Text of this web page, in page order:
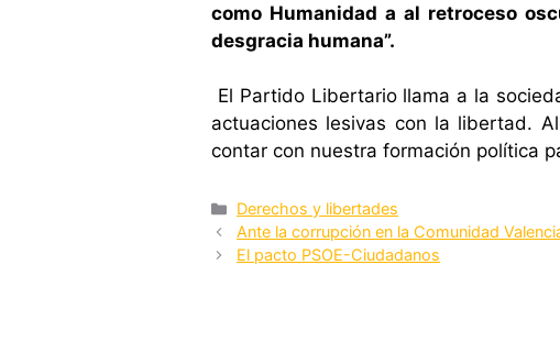
como Humanidad a al retroceso
desgracia humana”.
El Partido Libertario llama a la
actuaciones lesivas con la libertad.
contar con nuestra formación política
Categorías
Derechos y libertades
Ante la corrupción en la Comunidad
El pacto PSOE-Ciudadanos